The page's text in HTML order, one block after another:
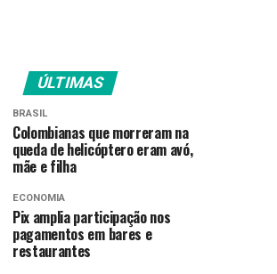
ÚLTIMAS
BRASIL
Colombianas que morreram na
queda de helicóptero eram avó,
mãe e filha
ECONOMIA
Pix amplia participação nos
pagamentos em bares e
restaurantes